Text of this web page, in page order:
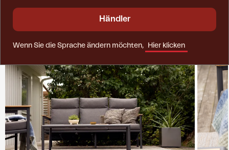
Händler
Wenn Sie die Sprache ändern möchten, Hier klicken